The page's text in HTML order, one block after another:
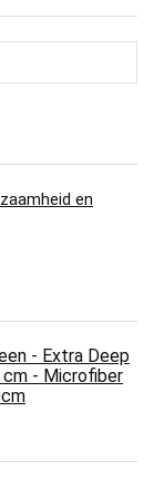
en
- Extra Deep
- Microfiber